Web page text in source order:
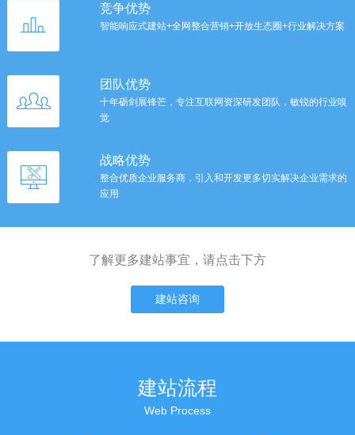
竞争优势
智能响应式建站+全网整合营销+开放生态圈+行业解决方案
团队优势
十年砺剑展锋芒，专注互联网资深研发团队，敏锐的行业嗅
觉
战略优势
整合优质企业服务商，引入和开发更多切实解决企业需求的
应用
了解更多建站事宜，请点击下方
建站咨询
建站流程
Web Process